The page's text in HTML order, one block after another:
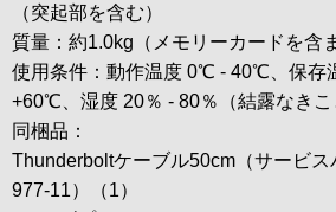
（突起部を含む）
質量：約1.0kg（メモリーカードを含
使用条件：動作温度 0℃ - 40℃、保存
+60℃、湿度 20％ - 80％（結露なきこ
同梱品：
Thunderboltケーブル50cm（サービ
977-11）（1）